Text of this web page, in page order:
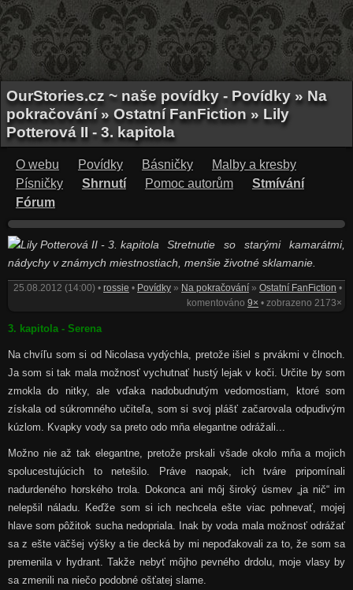
OurStories.cz ~ naše povídky - Povídky » Na
pokračování » Ostatní FanFiction » Lily
Potterová II - 3. kapitola
O webu Povídky Básničky
Malby a kresby
Písničky
Shrnutí Pomoc autorům
Stmívání
Fórum
Stretnutie so starými kamarátmi,
nádychy v známych miestnostiach, menšie životné sklamanie.
25.08.2012 (14:00) •rossie • Povídky » Na pokračování »Ostatní FanFiction •
komentováno9× • zobrazeno 2173×
3. kapitola - Serena
Na chvíľu som si od Nicolasa vydýchla, pretože išiel s prvákmi v člnoch.
Ja som si tak mala možnosť vychutnať hustý lejak v koči. Určite by som
zmokla do nitky, ale vďaka nadobudnutým vedomostiam, ktoré som
získala od súkromného učiteľa, som si svoj plášť začarovala odpudivým
kúzlom. Kvapky vody sa preto odo mňa elegantne odrážali...
Možno nie až tak elegantne, pretože prskali všade okolo mňa a mojich
spolucestujúcich to netešilo. Práve naopak, ich tváre pripomínali
nadurdeného horského trola. Dokonca ani môj široký úsmev „ja nič“ im
nelepšil náladu. Keďže som si ich nechcela ešte viac pohnevať, mojej
hlave som pôžitok sucha nedopriala. Inak by voda mala možnosť odrážať
sa z ešte väčšej výšky a tie decká by mi nepoďakovaliza to, že som sa
premenila v hydrant. Takže nebyť môjho pevného drdolu, moje vlasy by
sa zmenili na niečo podobné ošťatej slame.